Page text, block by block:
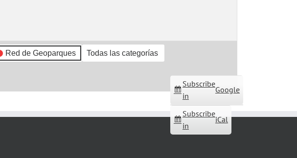
Red de Geoparques Todas las categorías
Subscribe
in
Google
Subscribe
in
iCal